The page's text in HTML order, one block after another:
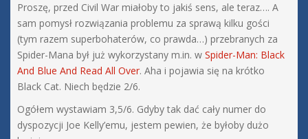
Proszę, przed Civil War miałoby to jakiś sens, ale teraz…. A
sam pomysł rozwiązania problemu za sprawą kilku gości
(tym razem superbohaterów, co prawda…) przebranych za
Spider-Mana był już wykorzystany m.in. w Spider-Man: Black
And Blue And Read All Over. Aha i pojawia się na krótko
Black Cat. Niech będzie 2/6.
Ogółem wystawiam 3,5/6. Gdyby tak dać cały numer do
dyspozycji Joe Kelly’emu, jestem pewien, że byłoby dużo